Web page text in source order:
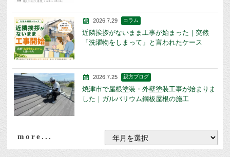
2026.7.29 コラム
近隣挨拶がないまま工事が始まった｜突然
「洗濯物をしまって」と言われたケース
2026.7.25 親方ブログ
焼津市で屋根塗装・外壁塗装工事が始まりま
した｜ガルバリウム鋼板屋根の施工
more...